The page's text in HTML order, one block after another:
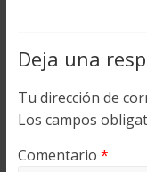
Deja una
Tu dirección de
Los campos
Comentario *